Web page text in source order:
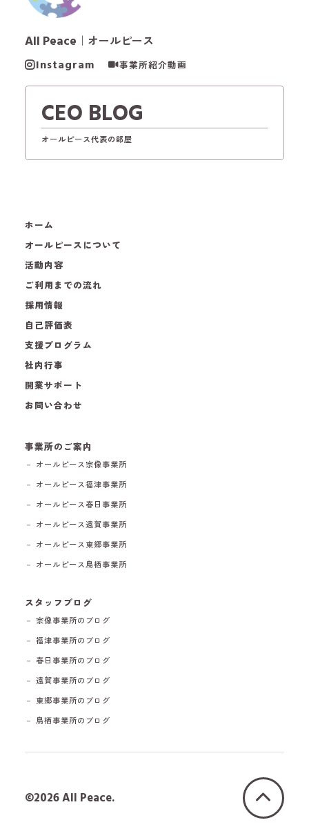
All Peace ｜オールピース
Instagram 事業所紹介動画
CEO BLOG
オールピース代表の部屋
ホーム
オールピースについて
活動内容
ご利用までの流れ
採用情報
自己評価表
支援プログラム
社内行事
開業サポート
お問い合わせ
事業所のご案内
－ オールピース宗像事業所
－ オールピース福津事業所
－ オールピース春日事業所
－ オールピース遠賀事業所
－ オールピース東郷事業所
－ オールピース鳥栖事業所
スタッフブログ
－ 宗像事業所のブログ
－ 福津事業所のブログ
－ 春日事業所のブログ
－ 遠賀事業所のブログ
－ 東郷事業所のブログ
－ 鳥栖事業所のブログ
©2026 All Peace.